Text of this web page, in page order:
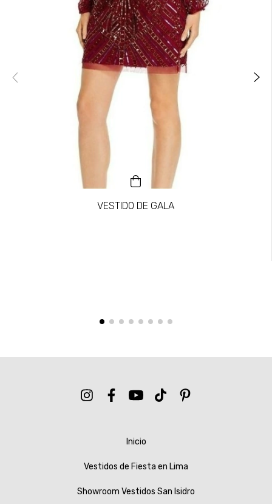
VESTIDO DE GALA
Inicio
Vestidos de Fiesta en Lima
Showroom Vestidos San Isidro